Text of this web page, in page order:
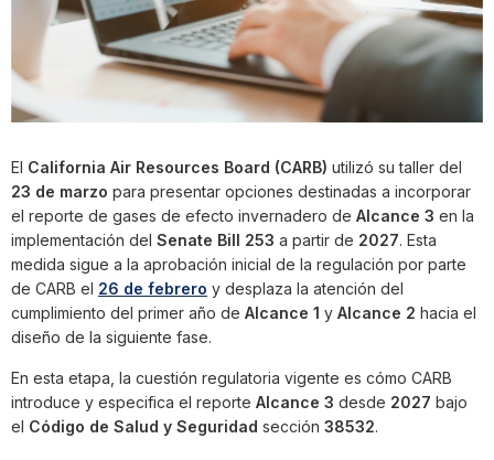
El California Air Resources Board (CARB) utilizó su taller del
23 de marzo para presentar opciones destinadas a incorporar
el reporte de gases de efecto invernadero de Alcance 3 en la
implementación del Senate Bill 253 a partir de 2027. Esta
medida sigue a la aprobación inicial de la regulación por parte
de CARB el 26 de febrero y desplaza la atención del
cumplimiento del primer año de Alcance 1 y Alcance 2 hacia el
diseño de la siguiente fase.
En esta etapa, la cuestión regulatoria vigente es cómo CARB
introduce y especifica el reporte Alcance 3 desde 2027 bajo
el Código de Salud y Seguridad sección 38532.